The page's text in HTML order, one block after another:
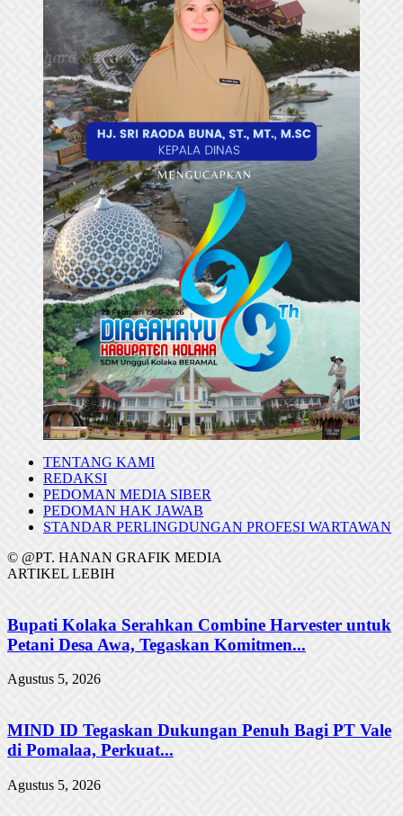
TENTANG KAMI
REDAKSI
PEDOMAN MEDIA SIBER
PEDOMAN HAK JAWAB
STANDAR PERLINGDUNGAN PROFESI WARTAWAN
© @PT. HANAN GRAFIK MEDIA
ARTIKEL LEBIH
Bupati Kolaka Serahkan Combine Harvester untuk
Petani Desa Awa, Tegaskan Komitmen...
Agustus 5, 2026
MIND ID Tegaskan Dukungan Penuh Bagi PT Vale
di Pomalaa, Perkuat...
Agustus 5, 2026